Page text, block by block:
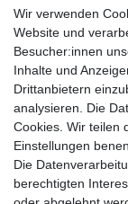
Kontaktformular
Versandkosten
Zahlungsarten
Bestellablauf 0%
Mein Konto
Mein Account
Registrieren
Warenkorb
Kasse
Wir verwenden
Website und
Besucher:innen
Inhalte und
Drittanbietern
analysieren. Die
Cookies. Wir teilen
Einstellungen
Die
berechtigten